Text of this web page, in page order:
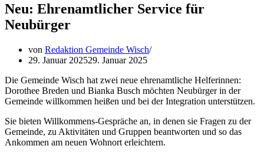
Neu: Ehrenamtlicher Service für
Neubürger
von Redaktion Gemeinde Wisch
29. Januar 202529. Januar 2025
Die Gemeinde Wisch hat zwei neue ehrenamtliche Helferinnen:
Dorothee Breden und Bianka Busch möchten Neubürger in der
Gemeinde willkommen heißen und bei der Integration unterstützen.
Sie bieten Willkommens-Gespräche an, in denen sie Fragen zu der
Gemeinde, zu Aktivitäten und Gruppen beantworten und so das
Ankommen am neuen Wohnort erleichtern.